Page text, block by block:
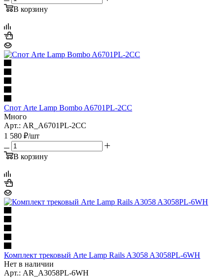
В корзину
Спот Arte Lamp Bombo A6701PL-2CC
Много
Арт.: AR_A6701PL-2CC
1 580 ₽/шт
В корзину
Комплект трековый Arte Lamp Rails A3058 A3058PL-6WH
Нет в наличии
Арт.: AR_A3058PL-6WH